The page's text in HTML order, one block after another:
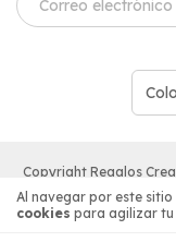
Al navegar por este sitio
cookies para agilizar tu
Copyright Regalos